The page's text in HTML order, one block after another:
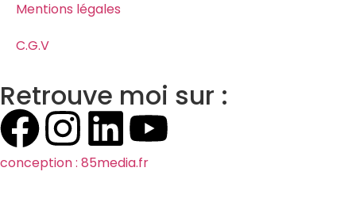
Mentions légales
C.G.V
Retrouve moi sur :
conception : 85media.fr